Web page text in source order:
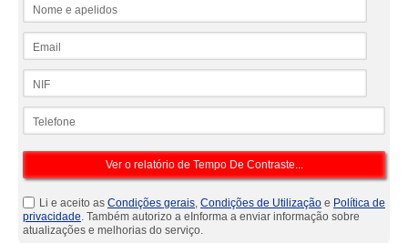
Li e aceito as Condições gerais, Condições de Utilização e Política de
privacidade. Também autorizo a eInforma a enviar informação sobre
atualizações e melhorias do serviço.